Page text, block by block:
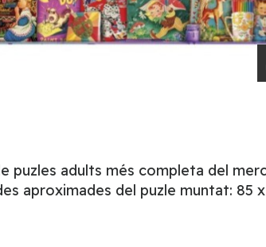
puzles adults més completa del
aproximades del puzle muntat: 85